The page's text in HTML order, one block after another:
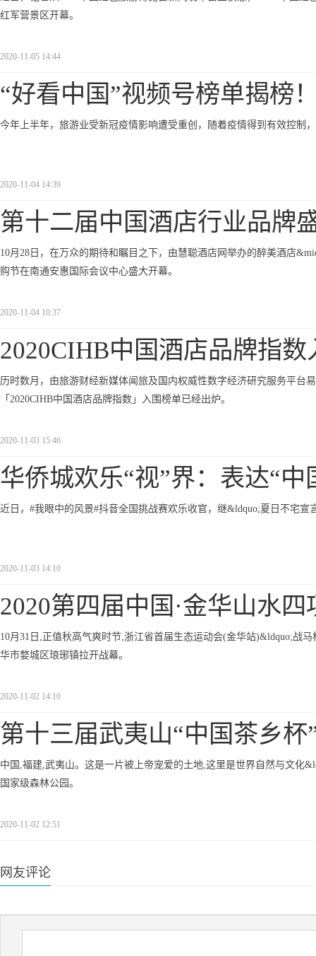
红军营景区开幕。
2020-11-05 14:44
“好看中国”视频号榜单揭榜
今年上半年，旅游业受新冠疫情影响遭受重创，随着疫情得到有效控制
2020-11-04 14:39
第十二届中国酒店行业品牌
10月28日，在万众的期待和瞩目之下，由慧聪酒店网举办的醉美酒店
购节在南通安惠国际会议中心盛大开幕。
2020-11-04 10:37
2020CIHB中国酒店品牌指数
历时数月，由旅游财经新媒体闻旅及国内权威性数字经济研究服务平台
「2020CIHB中国酒店品牌指数」入围榜单已经出炉。
2020-11-03 15:46
华侨城欢乐“视”界：表达“中
近日，#我眼中的风景#抖音全国挑战赛欢乐收官，继&ldquo;夏日不宅
2020-11-03 14:10
2020第四届中国·金华山水四
10月31日,正值秋高气爽时节,浙江省首届生态运动会(金华站)&ldquo;战
华市婺城区琅琊镇拉开战幕。
2020-11-02 14:10
第十三届武夷山“中国茶乡杯
中国,福建,武夷山。这是一片被上帝宠爱的土地,这里是世界自然与文化
国家级森林公园。
2020-11-02 12:51
网友评论